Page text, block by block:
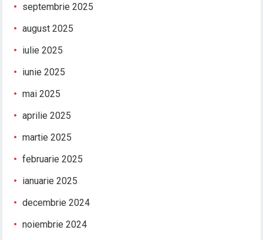
septembrie 2025
august 2025
iulie 2025
iunie 2025
mai 2025
aprilie 2025
martie 2025
februarie 2025
ianuarie 2025
decembrie 2024
noiembrie 2024